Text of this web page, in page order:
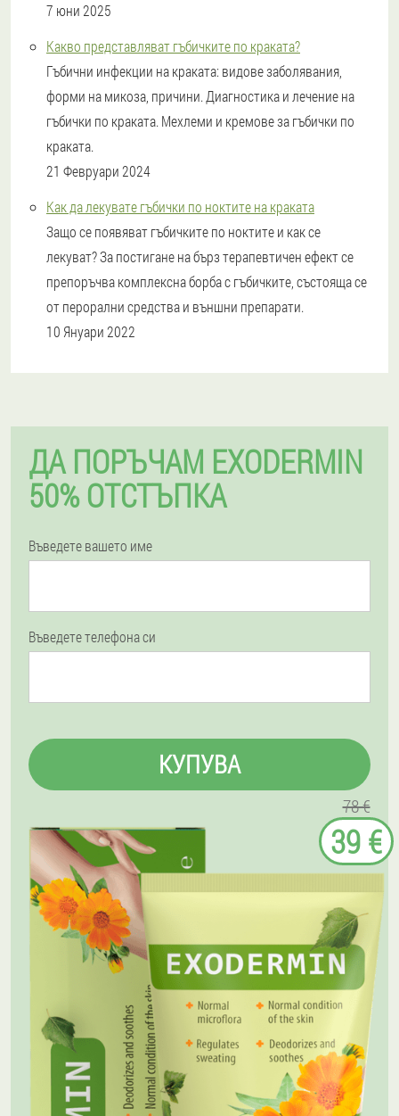
7 юни 2025
Какво представляват гъбичките по краката?
Гъбични инфекции на краката: видове заболявания,
форми на микоза, причини. Диагностика и лечение на
гъбички по краката. Мехлеми и кремове за гъбички по
краката.
21 Февруари 2024
Как да лекувате гъбички по ноктите на краката
Защо се появяват гъбичките по ноктите и как се
лекуват? За постигане на бърз терапевтичен ефект се
препоръчва комплексна борба с гъбичките, състояща се
от перорални средства и външни препарати.
10 Януари 2022
ДА ПОРЪЧАМ EXODERMIN
50% ОТСТЪПКА
Въведете вашето име
Въведете телефона си
КУПУВА
78 €
39 €